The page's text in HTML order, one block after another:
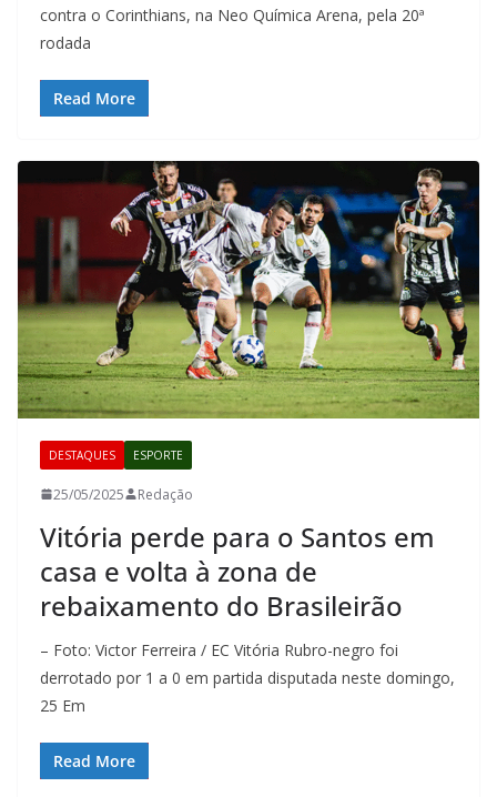
contra o Corinthians, na Neo Química Arena, pela 20ª
rodada
Read More
DESTAQUES ESPORTE
25/05/2025 Redação
Vitória perde para o Santos em
casa e volta à zona de
rebaixamento do Brasileirão
– Foto: Victor Ferreira / EC Vitória Rubro-negro foi
derrotado por 1 a 0 em partida disputada neste domingo,
25 Em
Read More